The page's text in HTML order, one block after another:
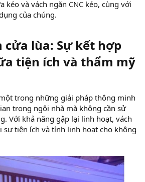
kéo và vách ngăn CNC kéo, cùng với
của chúng.
cửa lùa: Sự kết hợp
tiện ích và thẩm mỹ​
trong những giải pháp thông minh
trong ngôi nhà mà không cần sử
Với khả năng gập lại linh hoạt, vách
sự tiện ích và tính linh hoạt cho không